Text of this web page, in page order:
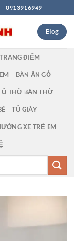
0913916949
Blog
ĐIỂM
BÀN ĂN GỖ
THỜ BÀN THỜ
TỦ GIÀY
XE TRẺ EM